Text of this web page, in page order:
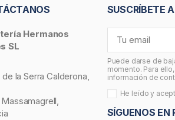
Hermanos
SL
la Serra Calderona,
SUSCRÍBETE
Puede darse de
momento. Para
información de
He leído y
SÍGUENOS EN